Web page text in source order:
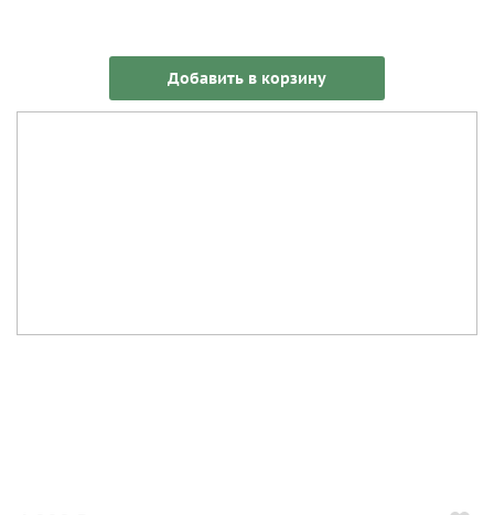
Добавить в корзину